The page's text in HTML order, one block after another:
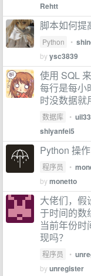
Rehtt
脚本如何提
Python •
byysc3839
使用 SQL
每行是每小
时没数据就
数据库 •
shiyanfei5
Python 操
程序员 •
bymonetto
大佬们，假
于时间的数
当前年份时
现吗？
程序员 •
byunregister